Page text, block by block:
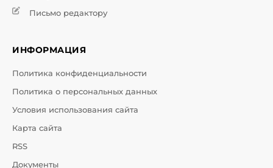
Письмо редактору
ИНФОРМАЦИЯ
Политика конфиденциальности
Политика о персональных данных
Условия использования сайта
Карта сайта
RSS
Документы